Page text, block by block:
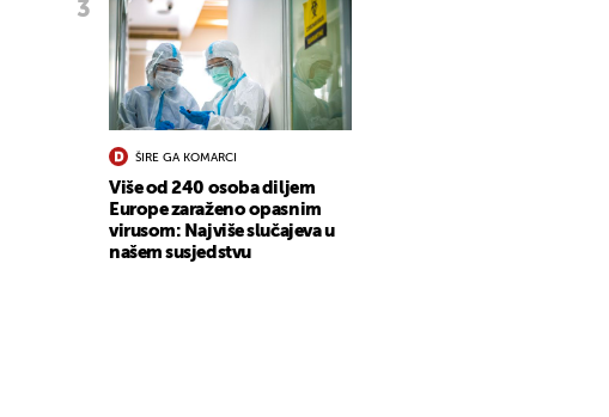
ŠIRE GA KOMARCI
Više od 240 osoba diljem
Europe zaraženo opasnim
virusom: Najviše slučajeva u
našem susjedstvu